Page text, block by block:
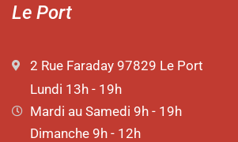
Le Port
2 Rue Faraday 97829 Le Port
Lundi 13h - 19h
Mardi au Samedi 9h - 19h
Dimanche 9h - 12h